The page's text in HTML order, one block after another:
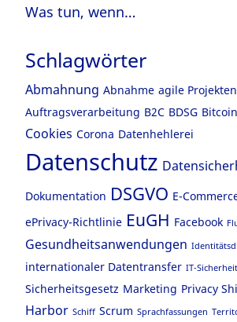
Was tun, wenn…
Schlagwörter
Abmahnung Abnahme agile
Auftragsverarbeitung B2C BDSG Bitcoin
Cookies Corona Datenhehlerei
Datenschutz
Dokumentation DSGVO E-
ePrivacy-Richtlinie EuGH Facebook
Gesundheitsanwendungen
internationaler Datentransfer IT-Sicherheit
Sicherheitsgesetz Marketing Privacy
Harbor Schiff Scrum Sprachfassungen